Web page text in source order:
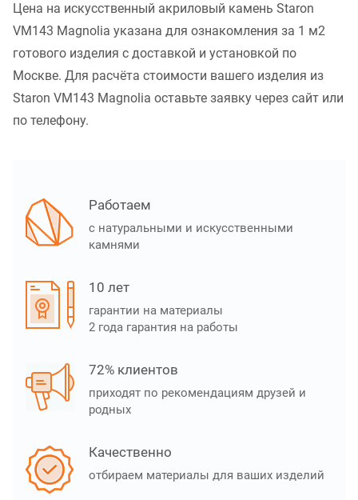
Цена на искусственный акриловый камень Staron
VM143 Magnolia указана для ознакомления за 1 м2
готового изделия с доставкой и установкой по
Москве. Для расчёта стоимости вашего изделия из
Staron VM143 Magnolia оставьте заявку через сайт или
по телефону.
Работаем
с натуральными и искусственными
камнями
10 лет
гарантии на материалы
2 года гарантия на работы
72% клиентов
приходят по рекомендациям друзей и
родных
Качественно
отбираем материалы для ваших изделий